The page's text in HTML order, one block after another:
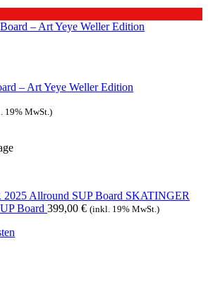
– Art Yeye Weller Edition
€.
19% MwSt.)
SKATINGER
Board 399,00 € (inkl. 19% MwSt.)